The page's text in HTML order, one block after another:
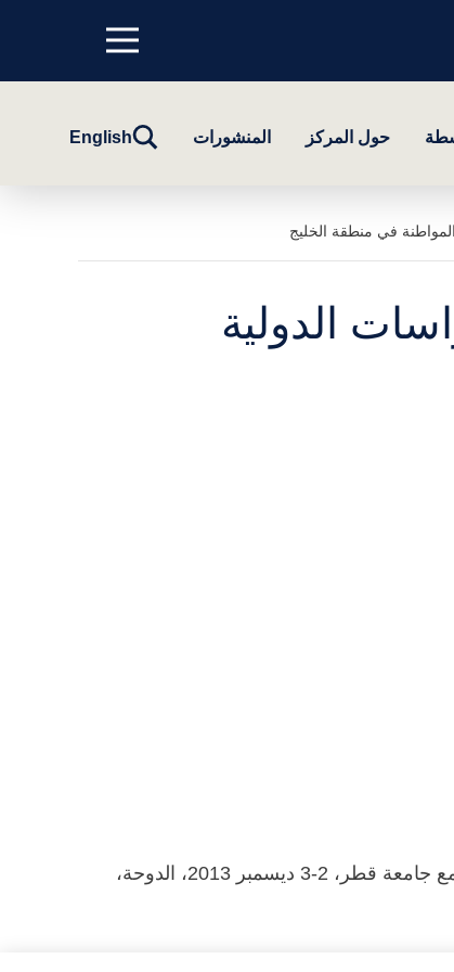
Menu
top
حول المركز المنشورات
تبديلEnglish
في منطقة الخليج
الدولية
القانون والمواطنة في نقاش حول الخليج، برنامج تشاتام هاوس في منطقة الشرق الأوسط وشمال أفريقيا في شراكة مع جامعة قطر، 2-3 ديسمبر 2013، الدوحة،